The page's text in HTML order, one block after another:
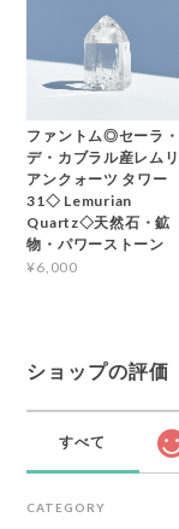
ファントム◎セーラ・
デ・カブラル産レムリ
アンクォーツ タワー
31◇ Lemurian
Quartz◇天然石・鉱
物・パワーストーン
¥6,000
ショップの評価
すべて
CATEGORY